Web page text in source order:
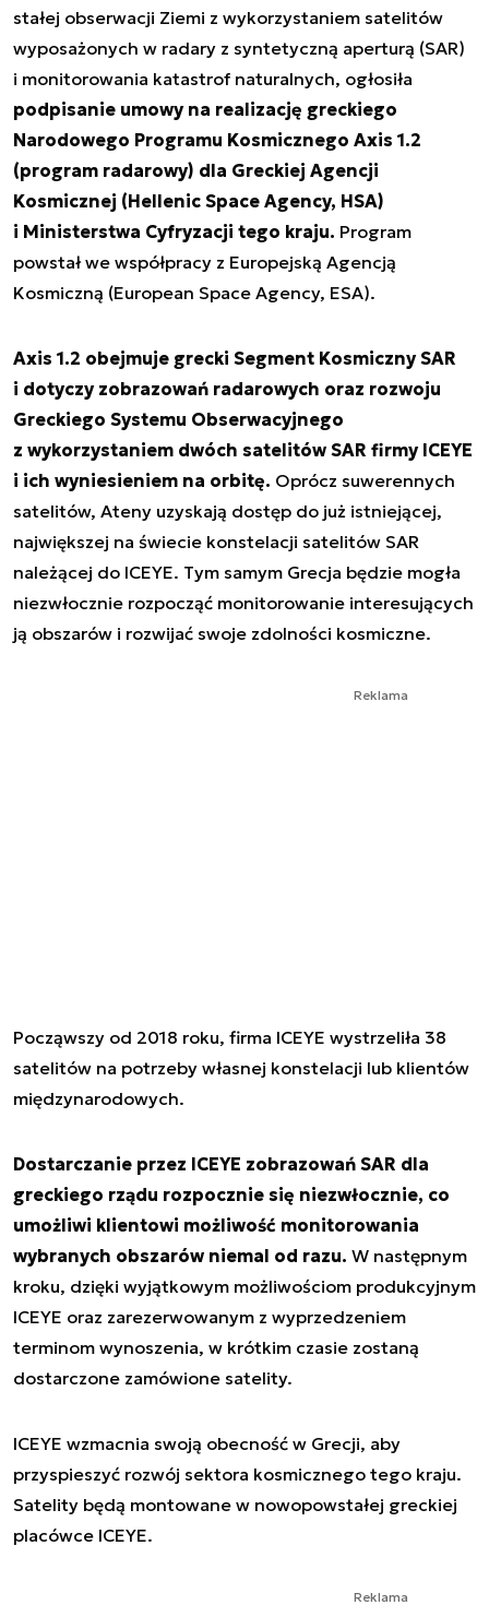
stałej obserwacji Ziemi z wykorzystaniem satelitów
wyposażonych w radary z syntetyczną aperturą (SAR)
i monitorowania katastrof naturalnych, ogłosiła
podpisanie umowy na realizację greckiego
Narodowego Programu Kosmicznego Axis 1.2
(program radarowy) dla Greckiej Agencji
Kosmicznej (Hellenic Space Agency, HSA)
i Ministerstwa Cyfryzacji tego kraju. Program
powstał we współpracy z Europejską Agencją
Kosmiczną (European Space Agency, ESA).
Axis 1.2 obejmuje grecki Segment Kosmiczny SAR
i dotyczy zobrazowań radarowych oraz rozwoju
Greckiego Systemu Obserwacyjnego
z wykorzystaniem dwóch satelitów SAR firmy ICEYE
i ich wyniesieniem na orbitę. Oprócz suwerennych
satelitów, Ateny uzyskają dostęp do już istniejącej,
największej na świecie konstelacji satelitów SAR
należącej do ICEYE. Tym samym Grecja będzie mogła
niezwłocznie rozpocząć monitorowanie interesujących
ją obszarów i rozwijać swoje zdolności kosmiczne.
Reklama
Począwszy od 2018 roku, firma ICEYE wystrzeliła 38
satelitów na potrzeby własnej konstelacji lub klientów
międzynarodowych.
Dostarczanie przez ICEYE zobrazowań SAR dla
greckiego rządu rozpocznie się niezwłocznie, co
umożliwi klientowi możliwość monitorowania
wybranych obszarów niemal od razu. W następnym
kroku, dzięki wyjątkowym możliwościom produkcyjnym
ICEYE oraz zarezerwowanym z wyprzedzeniem
terminom wynoszenia, w krótkim czasie zostaną
dostarczone zamówione satelity.
ICEYE wzmacnia swoją obecność w Grecji, aby
przyspieszyć rozwój sektora kosmicznego tego kraju.
Satelity będą montowane w nowopowstałej greckiej
placówce ICEYE.
Reklama